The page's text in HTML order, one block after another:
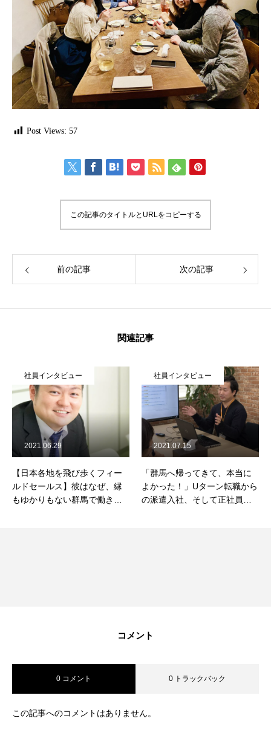
Post Views: 57
この記事のタイトルとURLをコピーする
前の記事 次の記事
関連記事
社員インタビュー
【日本各地を飛び歩くフィー
ルドセールス】彼はなぜ、縁
もゆかりもない群馬で働き始
2021.06.29
社員インタビュー
「群馬へ帰ってきて、本当に
よかった！」Uターン転職から
の派遣入社、そして正社員
2021.07.15
コメント
0 コメント 0 トラックバック
この記事へのコメントはありません。